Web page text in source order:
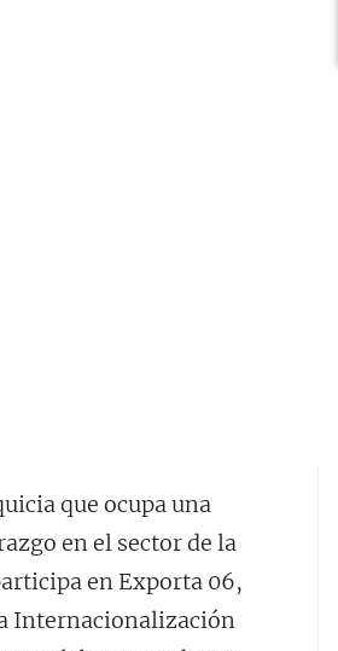
que ocupa una
en el sector de la
en Exporta 06,
Internacionalización